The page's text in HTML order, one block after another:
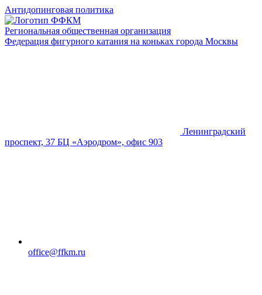
Антидопинговая политика
Региональная общественная организация
Федерация фигурного катания на коньках города Москвы
Ленинградский
проспект, 37 БЦ «Аэродром», офис 903
office@ffkm.ru